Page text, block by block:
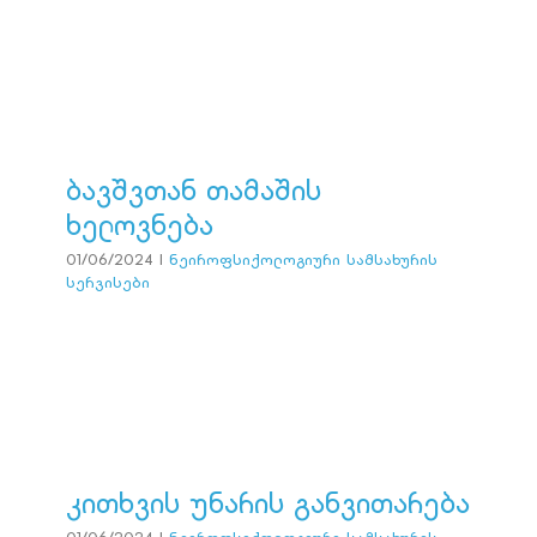
ნეიროფსიქოლოგიური სამსახურის სერვისები
ბავშვთან თამაშის
ხელოვნება
01/06/2024 | ნეიროფსიქოლოგიური სამსახურის
სერვისები
ნეიროფსიქოლოგიური სამსახურის სერვისები
კითხვის უნარის განვითარება